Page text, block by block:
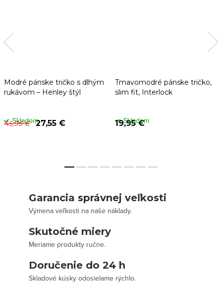
Modré pánske tričko s dlhým
rukávom – Henley štýl
45,95 € 27,55 €
Skladom
Tmavomodré pánske tričko,
slim fit, Interlock
19,95 €
Skladom
Garancia správnej veľkosti
Výmena veľkosti na naše náklady.
Skutočné miery
Meriame produkty ručne.
Doručenie do 24 h
Skladové kúsky odosielame rýchlo.